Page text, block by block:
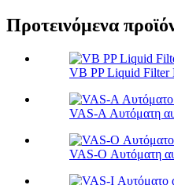
Προτεινόμενα
VB PP Liquid Filter
VAS-A Αυτόματη
VAS-O Αυτόματη